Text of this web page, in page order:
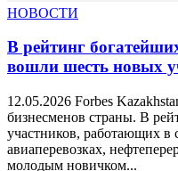
НОВОСТИ
В рейтинг
вошли шесть новых
12.05.2026 Forbes
бизнесменов страны. В
участников, работающих в
авиаперевозках,
молодым новичком...